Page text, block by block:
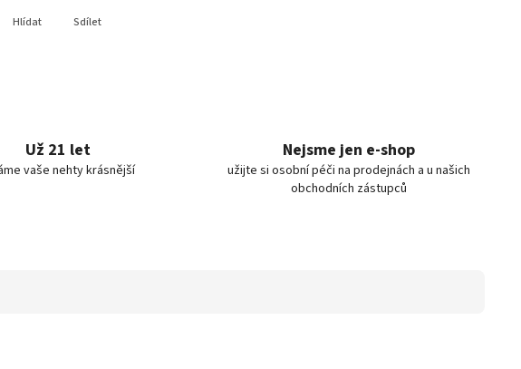
Hlídat Sdílet
Už 21 let
vaše nehty krásnější
Nejsme jen e-shop
užijte si osobní péči na prodejnách a u našich
obchodních zástupců